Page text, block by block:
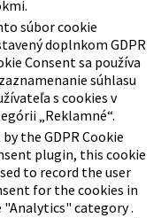
súbor cookie
doplnkom GDPR
Consent sa používa
súhlasu
s cookies v
„Reklamné“.
by the GDPR Cookie
plugin, this cookie
to record the user
for the cookies in
"Analytics" category .